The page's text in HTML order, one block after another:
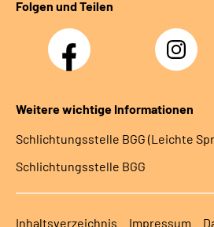
Folgen und Teilen
Facebook Instagram
Weitere wichtige Informationen
Schlich­tungs­stel­le BGG (Leichte
Schlich­tungs­stel­le BGG
Inhaltsverzeichnis Impressum